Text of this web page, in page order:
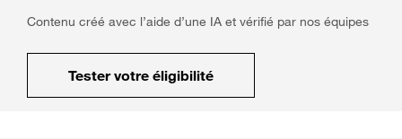
Contenu créé avec l’aide d’une IA et vérifié par nos équipes
Tester votre éligibilité